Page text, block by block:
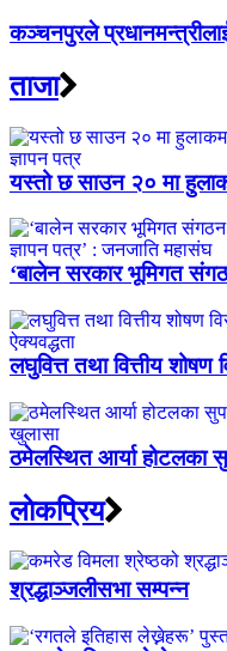
कञ्चनपुरले
ताजा
यस्तो छ साउन २० मा
‘बालेन सरकार भूमिगत
लघुवित्त तथा वित्तीय शोषण
ठमेलस्थित आर्या होटलका
लाेकप्रिय
श्रद्धाञ्जलीसभा सम्पन्न